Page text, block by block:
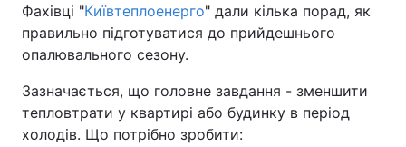
Спорт Наука
Зброя Інциденти
Фахівці "Київтеплоенерго" дали кілька порад, як
правильно підготуватися до прийдешнього
опалювального сезону.
Зазначається, що головне завдання - зменшити
тепловтрати у квартирі або будинку в період
холодів. Що потрібно зробити: